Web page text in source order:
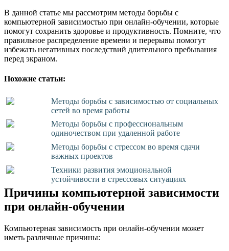
В данной статье мы рассмотрим методы борьбы с
компьютерной зависимостью при онлайн-обучении, которые
помогут сохранить здоровье и продуктивность. Помните, что
правильное распределение времени и перерывы помогут
избежать негативных последствий длительного пребывания
перед экраном.
Похожие статьи:
Методы борьбы с зависимостью от социальных
сетей во время работы
Методы борьбы с профессиональным
одиночеством при удаленной работе
Методы борьбы с стрессом во время сдачи
важных проектов
Техники развития эмоциональной
устойчивости в стрессовых ситуациях
Причины компьютерной зависимости
при онлайн-обучении
Компьютерная зависимость при онлайн-обучении может
иметь различные причины: